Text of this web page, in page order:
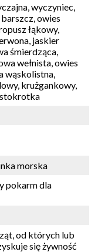
wyczyniec,
owies
łąkowy,
jaskier
śmierdząca,
wełnista, owies
wąskolistna,
krużgankowy,
morska
pokarm dla
od których lub
się żywność